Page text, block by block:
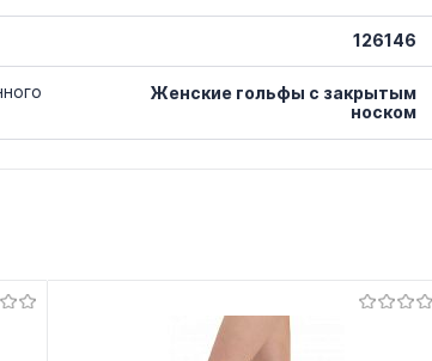
126146
Женские гольфы с закрытым
носком